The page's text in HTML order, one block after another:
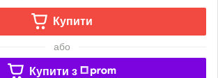
Купити
або
Купити з